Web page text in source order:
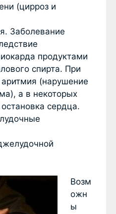
(цирроз и
Заболевание
продуктами
спирта. При
аритмия (нарушение
а в некоторых
сердца.
Возм
ожн
ы